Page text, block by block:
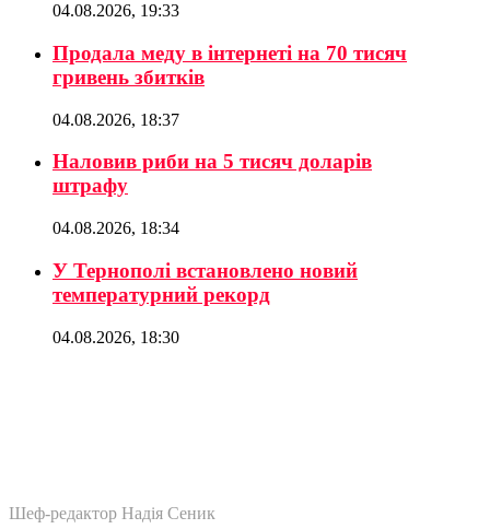
04.08.2026, 19:33
Продала меду в інтернеті на 70 тисяч
гривень збитків
04.08.2026, 18:37
Наловив риби на 5 тисяч доларів
штрафу
04.08.2026, 18:34
У Тернополі встановлено новий
температурний рекорд
04.08.2026, 18:30
Шеф-редактор Надія Сеник